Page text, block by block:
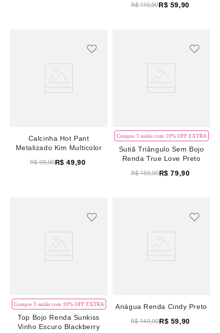
R$ 119,90R$ 59,90
Calcinha Hot Pant
Metalizado Kim Multicolor
R$ 99,90R$ 49,90
Compre 3 sutiãs com 10% OFF EXTRA
Sutiã Triângulo Sem Bojo
Renda True Love Preto
R$ 159,90R$ 79,90
Compre 3 sutiãs com 10% OFF EXTRA
Top Bojo Renda Sunkiss
Vinho Escuro Blackberry
Anágua Renda Cindy Preto
R$ 149,90R$ 59,90